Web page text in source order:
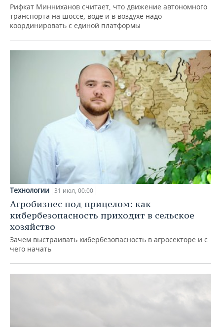
Рифкат Минниханов считает, что движение автономного
транспорта на шоссе, воде и в воздухе надо
координировать с единой платформы
Технологии 31 июл, 00:00
Агробизнес под прицелом: как
кибербезопасность приходит в сельское
хозяйство
Зачем выстраивать кибербезопасность в агросекторе и с
чего начать